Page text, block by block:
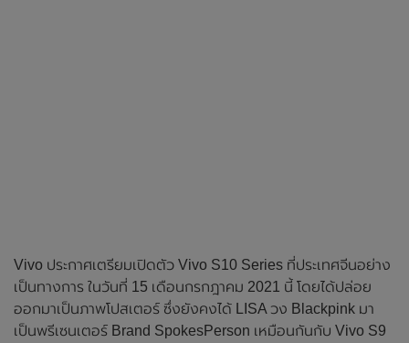
Vivo ประกาศเตรียมเปิดตัว Vivo S10 Series ที่ประเทศจีนอย่าง
เป็นทางการ ในวันที่ 15 เดือนกรกฎาคม 2021 นี้ โดยได้ปล่อย
ออกมาเป็นภาพโปสเตอร์ ซึ่งยังคงได้ LISA วง Blackpink มา
เป็นพรีเซนเตอร์ Brand SpokesPerson เหมือนกันกับ Vivo S9